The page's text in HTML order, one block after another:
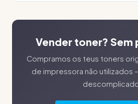
Vender toner? Sem
Compramos os teus toners
de impressora não utilizados